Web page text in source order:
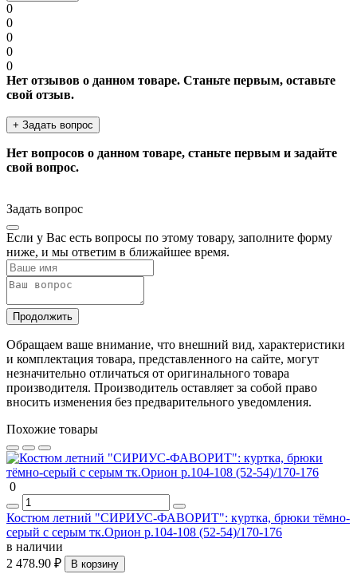
0
0
0
0
0
Нет отзывов о данном товаре. Станьте первым, оставьте
свой отзыв.
+ Задать вопрос
Нет вопросов о данном товаре, станьте первым и задайте
свой вопрос.
Задать вопрос
Если у Вас есть вопросы по этому товару, заполните форму
ниже, и мы ответим в ближайшее время.
Продолжить
Обращаем ваше внимание, что внешний вид, характеристики
и комплектация товара, представленного на сайте, могут
незначительно отличаться от оригинального товара
производителя. Производитель оставляет за собой право
вносить изменения без предварительного уведомления.
Похожие товары
0
Костюм летний "СИРИУС-ФАВОРИТ": куртка, брюки тёмно-
серый с серым тк.Орион р.104-108 (52-54)/170-176
в наличии
2 478.90 ₽
В корзину